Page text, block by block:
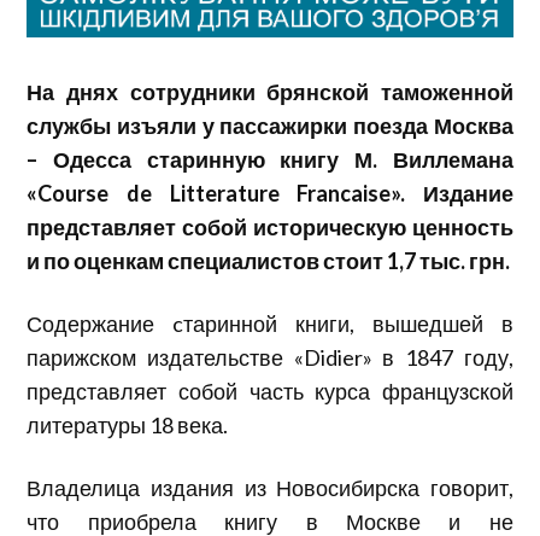
На днях сотрудники брянской таможенной
службы изъяли у пассажирки поезда Москва
– Одесса старинную книгу М. Виллемана
«Course de Litterature Francaise». Издание
представляет собой историческую ценность
и по оценкам специалистов стоит 1,7 тыс. грн.
Содержание cтаринной книги, вышедшей в
парижском издательстве «Didier» в 1847 году,
представляет собой часть курса французской
литературы 18 века.
Владелица издания из Новосибирска говорит,
что приобрела книгу в Москве и не